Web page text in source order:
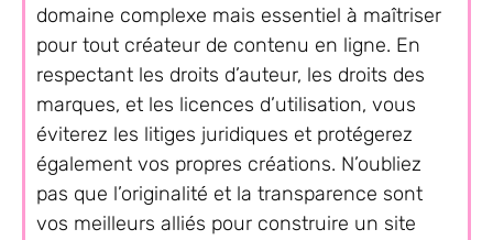
domaine complexe mais essentiel à maîtriser
pour tout créateur de contenu en ligne. En
respectant les droits d’auteur, les droits des
marques, et les licences d’utilisation, vous
éviterez les litiges juridiques et protégerez
également vos propres créations. N’oubliez
pas que l’originalité et la transparence sont
vos meilleurs alliés pour construire un site